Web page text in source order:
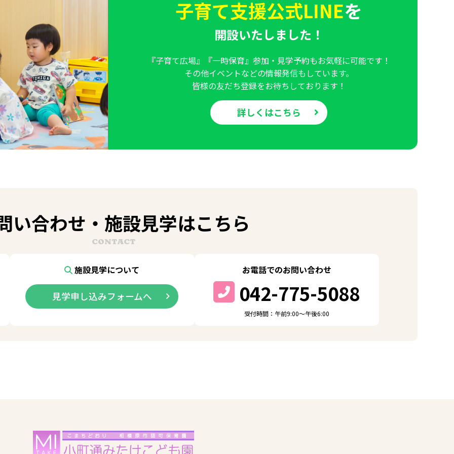
子育て支援公式LINEを
開設いたしました！
『子育て広場』『一時保育』参加・見学予約もお気軽に可能です！
その他イベントなどの情報発信もしています。
皆様の友だち登録をお待ちしております！
詳しくはこちら
い合わせ・ 施設見学はこちら
CONTACT
施設見学について
見学申し込みフォームへ
お電話でのお問い合わせ
042-775-5088
受付時間：午前9:00～午後6:00